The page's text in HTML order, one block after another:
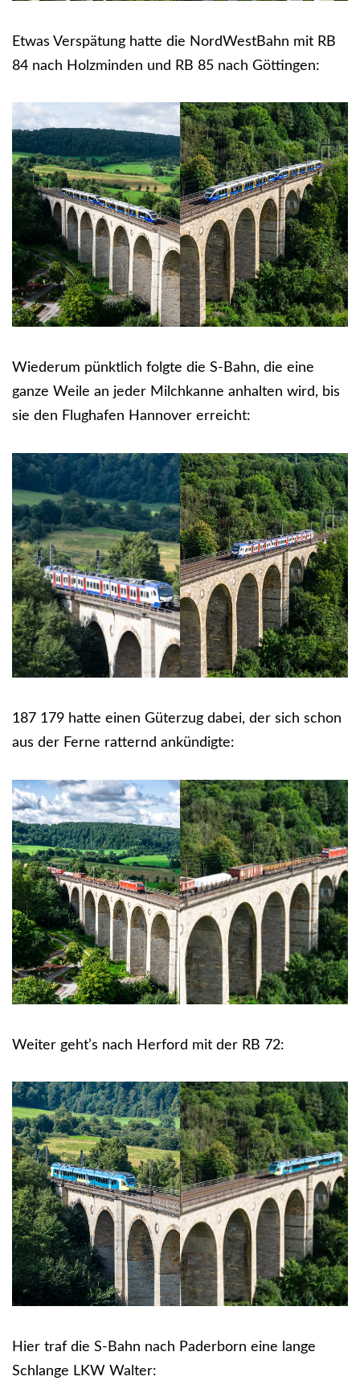
Etwas Verspätung hatte die NordWestBahn mit RB
84 nach Holzminden und RB 85 nach Göttingen:
Wiederum pünktlich folgte die S-Bahn, die eine
ganze Weile an jeder Milchkanne anhalten wird, bis
sie den Flughafen Hannover erreicht:
187 179 hatte einen Güterzug dabei, der sich schon
aus der Ferne ratternd ankündigte:
Weiter geht’s nach Herford mit der RB 72:
Hier traf die S-Bahn nach Paderborn eine lange
Schlange LKW Walter: